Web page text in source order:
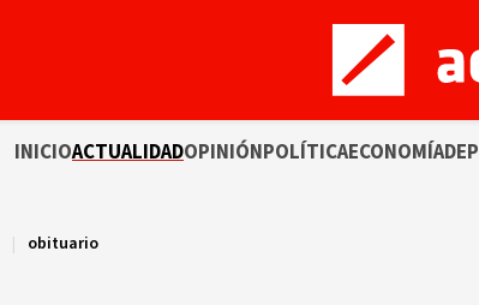
INICIOACTUALIDADOPINIÓNPOLÍTICAECONOMÍA
| obituario